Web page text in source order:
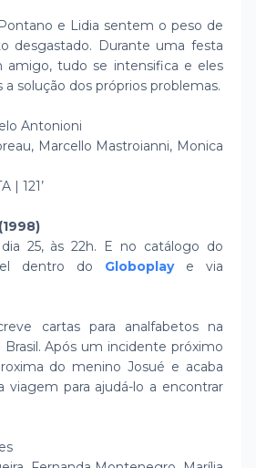
e Lidia sentem o peso de
desgastado. Durante uma festa
amigo, tudo se intensifica e eles
solução dos próprios problemas.
Antonioni
Marcello Mastroianni, Monica
| 121’
25, às 22h. E no catálogo do
dentro do Globoplaye via
cartas para analfabetos na
Brasil. Após um incidente próximo
do menino Josué e acaba
viagem para ajudá-lo a encontrar